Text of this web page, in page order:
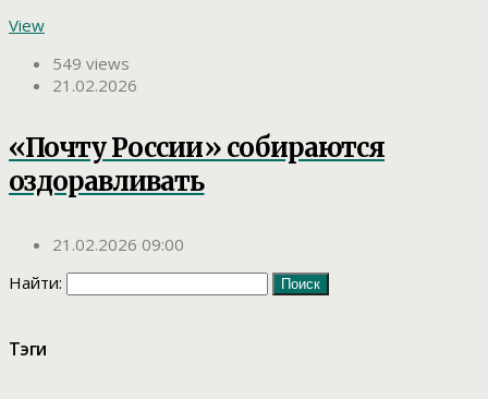
View
549 views
21.02.2026
«Почту России» собираются
оздоравливать
21.02.2026 09:00
Найти:
Тэги